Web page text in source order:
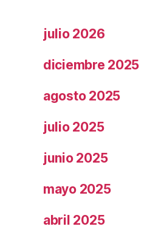
julio 2026
diciembre 2025
agosto 2025
julio 2025
junio 2025
mayo 2025
abril 2025